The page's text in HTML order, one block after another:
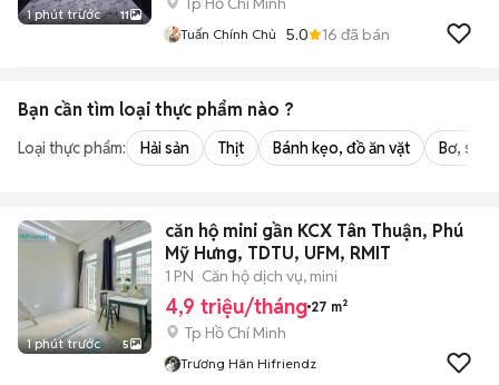
1 phút trước 11
Tuấn Chính Chủ 5.0 16 đã bán
Bạn cần tìm loại thực phẩm nào ?
Loại thực phẩm: Hải sản Thịt Bánh kẹo, đồ ăn vặt Bơ,
1 phút trước 5
căn hộ mini gần KCX Tân Thuận, Phú
Mỹ Hưng, TDTU, UFM, RMIT
1 PN Căn hộ dịch vụ, mini
4,9 triệu/tháng 27 m²
Tp Hồ Chí Minh
Trương Hân Hifriendz